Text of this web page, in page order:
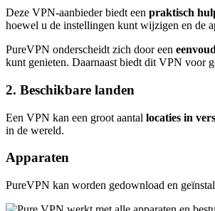
Deze VPN-aanbieder biedt een praktisch
hoewel u de instellingen kunt wijzigen en de
PureVPN onderscheidt zich door een
kunt genieten. Daarnaast biedt dit VPN voor
2. Beschikbare landen
Een VPN kan een groot aantal locaties in
in de wereld.
Apparaten
PureVPN kan worden gedownload en